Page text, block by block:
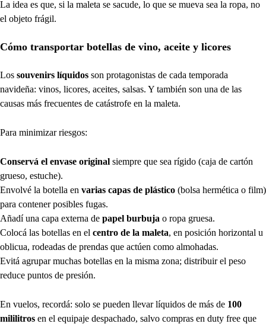
La idea es que, si la maleta se sacude, lo que se mueva sea la ropa, no
el objeto frágil.
Cómo transportar botellas de vino, aceite y licores
Los souvenirs líquidos son protagonistas de cada temporada
navideña: vinos, licores, aceites, salsas. Y también son una de las
causas más frecuentes de catástrofe en la maleta.
Para minimizar riesgos:
Conservá el envase original siempre que sea rígido (caja de cartón
grueso, estuche).
Envolvé la botella en varias capas de plástico (bolsa hermética o film)
para contener posibles fugas.
Añadí una capa externa de papel burbuja o ropa gruesa.
Colocá las botellas en el centro de la maleta, en posición horizontal u
oblicua, rodeadas de prendas que actúen como almohadas.
Evitá agrupar muchas botellas en la misma zona; distribuir el peso
reduce puntos de presión.
En vuelos, recordá: solo se pueden llevar líquidos de más de 100
mililitros en el equipaje despachado, salvo compras en duty free que